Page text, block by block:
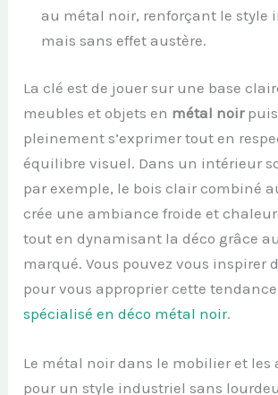
au métal noir, renforçant le style
mais sans effet austère.
La clé est de jouer sur une base
meubles et objets en métal noir
pleinement s’exprimer tout en
équilibre visuel. Dans un intérieur
par exemple, le bois clair combiné
crée une ambiance froide et
tout en dynamisant la déco grâce
marqué. Vous pouvez vous inspirer
pour vous approprier cette
spécialisé en déco métal noir.
Le métal noir dans le mobilier et les
pour un style industriel sans